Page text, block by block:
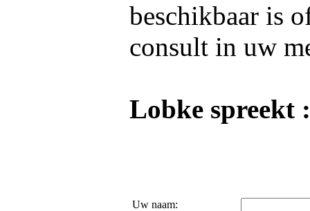
beschikbaar is
consult in uw
Lobke spreekt :
Uw naam: